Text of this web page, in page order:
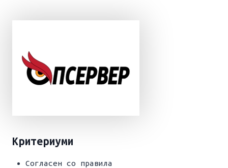
Критериуми
Согласен со правила